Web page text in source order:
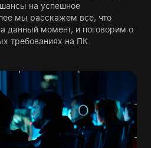
на успешное
мы расскажем все, что
данный момент, и поговорим о
требованиях на ПК.